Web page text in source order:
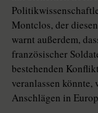
Montclos, der
warnt außerdem,
französischer
bestehenden
veranlassen
Anschlägen in